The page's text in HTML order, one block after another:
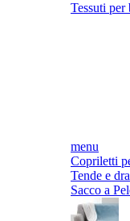
Tessuti per
menu
Copriletti
Tende e
Sacco a